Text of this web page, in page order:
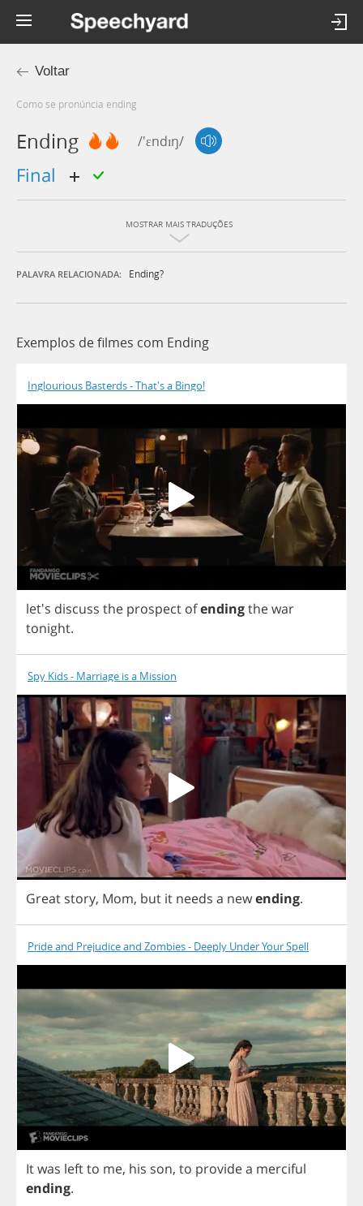
Voltar
Como se pronúncia ending
Ending /'ɛndɪŋ/
final
MOSTRAR MAIS TRADUÇÕES
PALAVRA RELACIONADA: Ending?
Exemplos de filmes com Ending
Inglourious Basterds - That's a Bingo!
let's discuss the prospect ofendingthewar
tonight.
Spy Kids - Marriage is a Mission
Great story, Mom, but it needs a newending.
Pride and Prejudice and Zombies - Deeply Under Your Spell
Itwas leftto me, his son, to providea merciful
ending.